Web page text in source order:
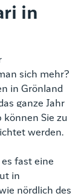
in
sich mehr?
in Grönland
ganze Jahr
können Sie zu
werden.
fast eine
in
nördlich des